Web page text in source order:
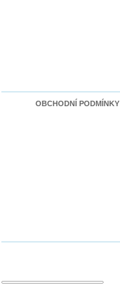
OBCHODNÍ PODMÍNKY